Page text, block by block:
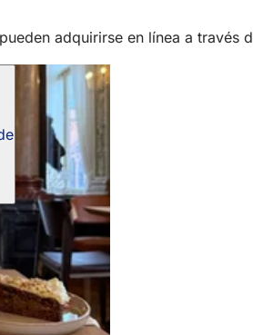
adquirirse en línea a